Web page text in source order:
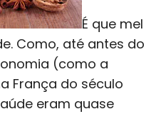
É que mel
Como, até antes do
(como a
França do século
eram quase